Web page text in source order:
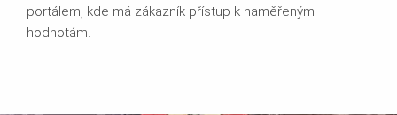
portálem, kde má zákazník přístup k naměřeným
hodnotám.